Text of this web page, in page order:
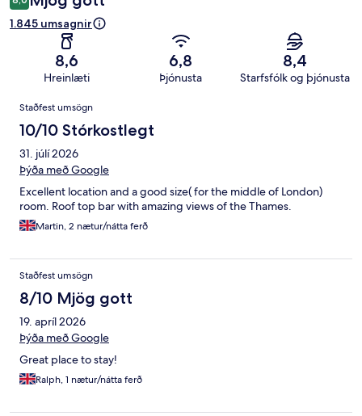
1.845 umsagnir
8,6
Hreinlæti
6,8
Þjónusta
8,4
Starfsfólk og þjónusta
Umsagnir
Staðfest umsögn
10/10 Stórkostlegt
31. júlí 2026
Þýða með Google
Excellent location and a good size( for the middle of London)
room. Roof top bar with amazing views of the Thames.
Martin, 2 nætur/nátta ferð
Staðfest umsögn
8/10 Mjög gott
19. apríl 2026
Þýða með Google
Great place to stay!
Ralph, 1 nætur/nátta ferð